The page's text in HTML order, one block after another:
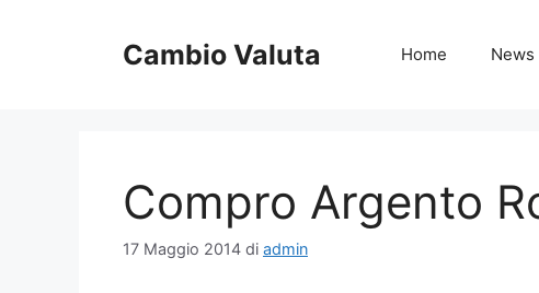
Cambio Valuta Home News
Compro Argento
17 Maggio 2014 di admin